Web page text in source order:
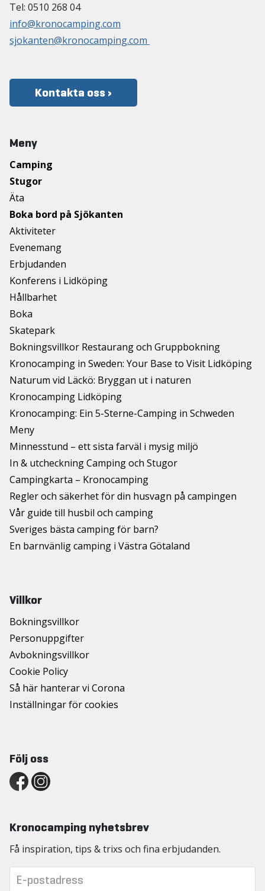
Tel: 0510 268 04
info@kronocamping.com
sjokanten@kronocamping.com
Kontakta oss ›
Meny
Camping
Stugor
Äta
Boka bord på Sjökanten
Aktiviteter
Evenemang
Erbjudanden
Konferens i Lidköping
Hållbarhet
Boka
Skatepark
Bokningsvillkor Restaurang och Gruppbokning
Kronocamping in Sweden: Your Base to Visit Lidköping
Naturum vid Läckö: Bryggan ut i naturen
Kronocamping Lidköping
Kronocamping: Ein 5-Sterne-Camping in Schweden
Meny
Minnesstund – ett sista farväl i mysig miljö
In & utcheckning Camping och Stugor
Campingkarta – Kronocamping
Regler och säkerhet för din husvagn på campingen
Vår guide till husbil och camping
Sveriges bästa camping för barn?
En barnvänlig camping i Västra Götaland
Villkor
Bokningsvillkor
Personuppgifter
Avbokningsvillkor
Cookie Policy
Så här hanterar vi Corona
Inställningar för cookies
Följ oss
Kronocamping nyhetsbrev
Få inspiration, tips & trixs och fina erbjudanden.